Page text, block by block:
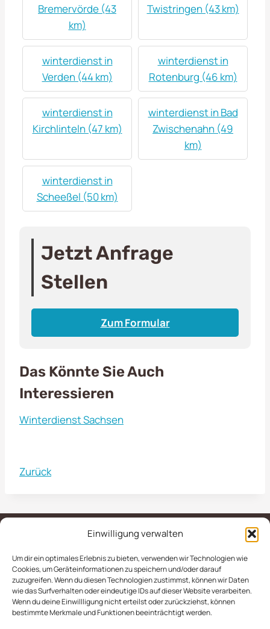
Einwilligung verwalten
Um dir ein optimales Erlebnis zu bieten, verwenden wir Technologien wie
Cookies, um Geräteinformationen zu speichern und/oder darauf
zuzugreifen. Wenn du diesen Technologien zustimmst, können wir Daten
wie das Surfverhalten oder eindeutige IDs auf dieser Website verarbeiten.
Wenn du deine Einwillligung nicht erteilst oder zurückziehst, können
bestimmte Merkmale und Funktionen beeinträchtigt werden.
Bremervörde (43
km)
Twistringen (43 km)
winterdienst in
Verden (44 km)
winterdienst in
Rotenburg (46 km)
winterdienst in
Kirchlinteln (47 km)
winterdienst in Bad
Zwischenahn (49
km)
winterdienst in
Scheeßel (50 km)
Jetzt Anfrage
Stellen
Zum Formular
Das Könnte Sie Auch
Interessieren
Winterdienst Sachsen
Zurück
IMPRESSUM
AGB
DATENSCHUTZERKLÄRUNG
COOKIE-RICHTLINIE (EU)